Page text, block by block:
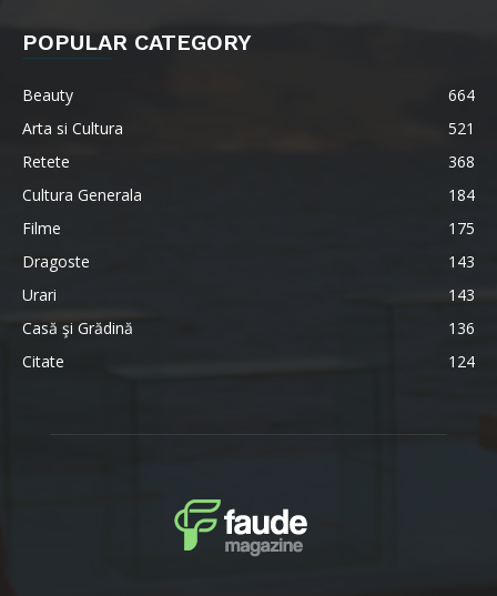
POPULAR CATEGORY
Beauty
664
Arta si Cultura
521
Retete
368
Cultura Generala
184
Filme
175
Dragoste
143
Urari
143
Casă şi Grădină
136
Citate
124